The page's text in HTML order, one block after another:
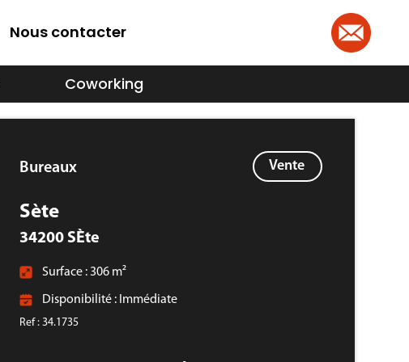
Nous contacter
Coworking
Bureaux Vente
Sète
34200 SÈte
Surface : 306 m²
Disponibilité : Immédiate
Ref : 34.1735